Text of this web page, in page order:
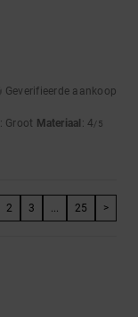
Geverifieerde aankoop
: Groot Materiaal : 4/5
2 3 ... 25 >